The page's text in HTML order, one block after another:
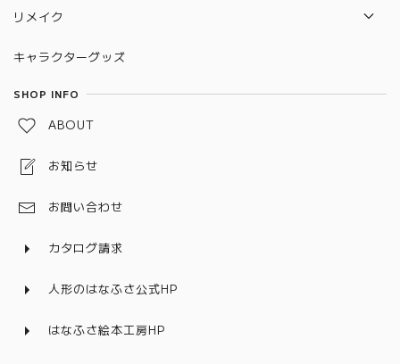
おさな雛
木目込み人形
つるし飾り・名前旗
木目込み人形
学びおさな
収納飾り
平飾り
ケース飾り
作家
戦国武将
萬勇鞄
リメイク
ランドセルリメイク
ベビー服リメイク
キャラクターグッズ
SHOP INFO
ABOUT
お知らせ
お問い合わせ
カタログ請求
人形のはなふさ公式HP
はなふさ絵本工房HP